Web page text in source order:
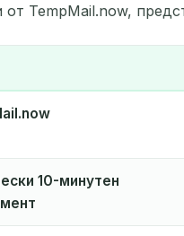
от TempMail.now,
10-минутен